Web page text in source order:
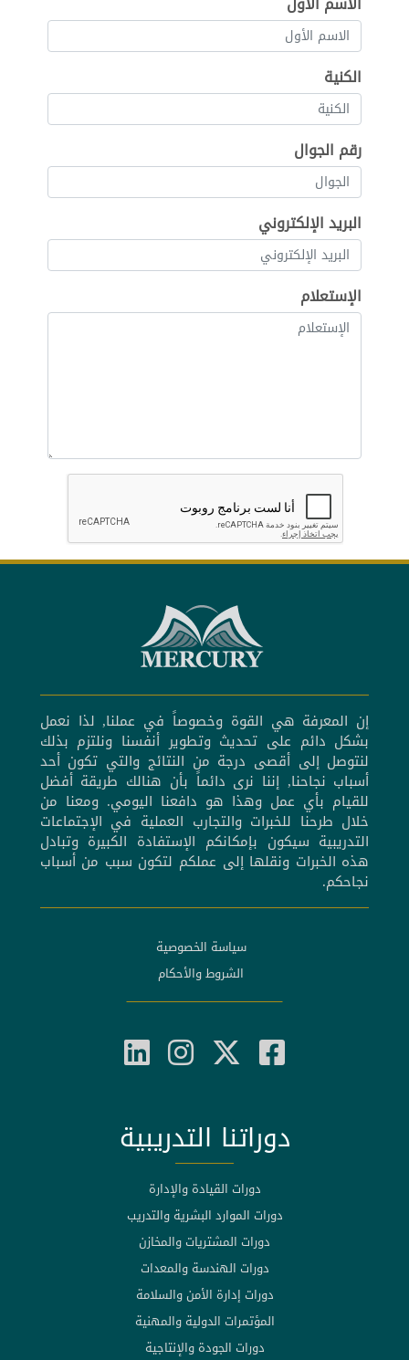
الكنية
رقم الجوال
البريد الإلكتروني
الإستعلام
إن المعرفة هي القوة وخصوصاً في عملنا, لذا نعمل
بشكل دائم على تحديث وتطوير أنفسنا ونلتزم بذلك
لنتوصل إلى أقصى درجة من النتائج والتي تكون أحد
أسباب نجاحنا, إننا نرى دائماً بأن هنالك طريقة أفضل
للقيام بأي عمل وهذا هو دافعنا اليومي. ومعنا من
خلال طرحنا للخبرات والتجارب العملية في الإجتماعات
التدريبية سيكون بإمكانكم الإستفادة الكبيرة وتبادل
هذه الخبرات ونقلها إلى عملكم لتكون سبب من أسباب
نجاحكم.
سياسة الخصوصية
الشروط والأحكام
دوراتنا التدريبية
دورات القيادة والإدارة
دورات الموارد البشرية والتدريب
دورات المشتريات والمخازن
دورات الهندسة والمعدات
دورات إدارة الأمن والسلامة
المؤتمرات الدولية والمهنية
دورات الجودة والإنتاجية